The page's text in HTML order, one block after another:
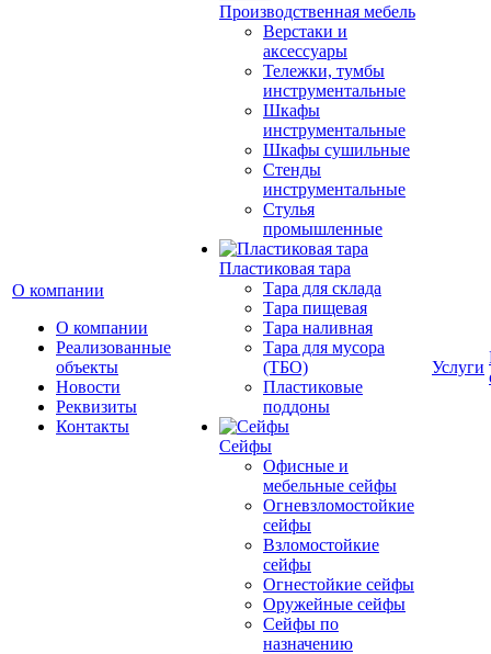
О компании
О компании
Реализованные
объекты
Новости
Реквизиты
Контакты
Производственная мебель
Верстаки и
аксессуары
Тележки, тумбы
инструментальные
Шкафы
инструментальные
Шкафы сушильные
Стенды
инструментальные
Cтулья
промышленные
Пластиковая тара
Тара для склада
Тара пищевая
Тара наливная
Тара для мусора
(ТБО)
Пластиковые
поддоны
Сейфы
Офисные и
мебельные сейфы
Огневзломостойкие
сейфы
Взломостойкие
сейфы
Огнестойкие сейфы
Оружейные сейфы
Сейфы по
назначению
Услуги